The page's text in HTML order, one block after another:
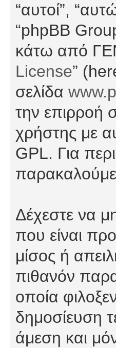
“αυτοί”,
“phpBB
κάτω από
License”
σελίδα
την επιρροή
χρήστης με
GPL. Για
Δέχεστε να
που είναι
μίσος ή
πιθανόν
οποία
δημοσίευση
άμεση και